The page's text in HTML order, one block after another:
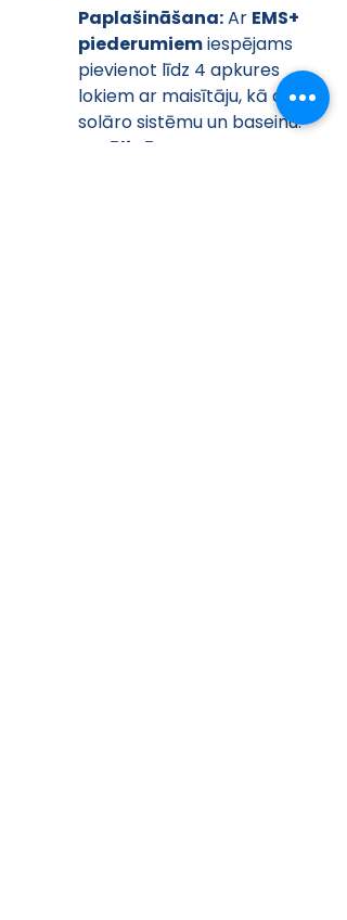
Paplašināšana: Ar EMS+
piederumiem iespējams
pievienot līdz 4 apkures
lokiem ar maisītāju, kā arī
solāro sistēmu un baseinu.
Attālināta